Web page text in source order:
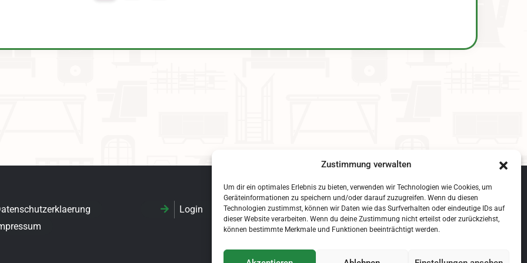
Zustimmung verwalten
Um dir ein optimales Erlebnis zu bieten, verwenden wir Technologien wie Cookies, um
Geräteinformationen zu speichern und/oder darauf zuzugreifen. Wenn du diesen
Technologien zustimmst, können wir Daten wie das Surfverhalten oder eindeutige IDs auf
dieser Website verarbeiten. Wenn du deine Zustimmung nicht erteilst oder zurückziehst,
können bestimmte Merkmale und Funktionen beeinträchtigt werden.
Login YouTube